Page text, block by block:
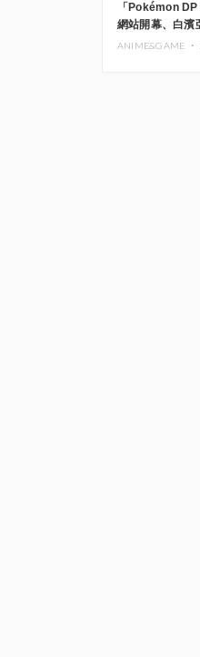
「Pokémon
網站開幕、白濱
表了
ANIME&GAME ・